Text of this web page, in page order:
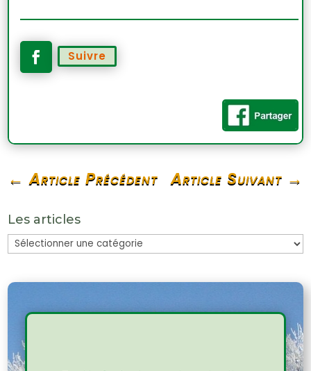
Suivre
←Article Précédent Article Suivant→
Les articles
Les